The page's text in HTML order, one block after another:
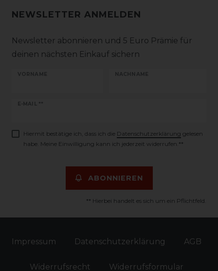
NEWSLETTER ANMELDEN
Newsletter abonnieren und 5 Euro Prämie für
deinen nächsten Einkauf sichern
VORNAME NACHNAME
E-MAIL **
Newsletter
Hiermit bestätige ich, dass ich die Daten­schutz­erklärung gelesen
habe. Meine Einwilligung kann ich jederzeit widerrufen.**
ABONNIEREN
** Hierbei handelt es sich um ein Pflichtfeld.
Impressum Daten­schutz­erklärung AGB
Widerrufs­recht Widerrufs­formular